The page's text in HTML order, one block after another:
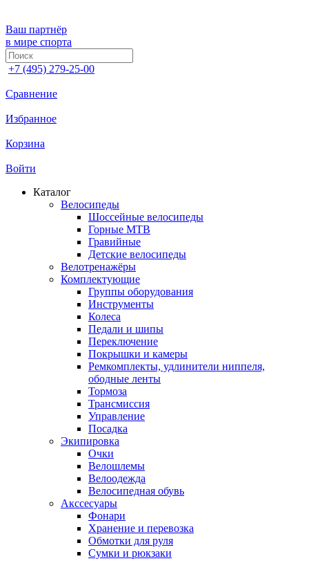
Ваш партнёр
в мире спорта
+7 (495) 279-25-00
Сравнение
Избранное
Корзина
Войти
Каталог
Велосипеды
Шоссейные велосипеды
Горные МTB
Гравийные
Детские велосипеды
Велотренажёры
Комплектующие
Группы оборудования
Инструменты
Колеса
Педали и шипы
Переключение
Покрышки и камеры
Ремкомплекты, удлинители ниппеля,
ободные ленты
Тормоза
Трансмиссия
Управление
Посадка
Экипировка
Очки
Велошлемы
Велоодежда
Велосипедная обувь
Акссесуары
Фонари
Хранение и перевозка
Обмотки для руля
Сумки и рюкзаки